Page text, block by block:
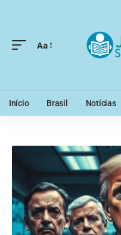
Aa
Início Brasil Notícias